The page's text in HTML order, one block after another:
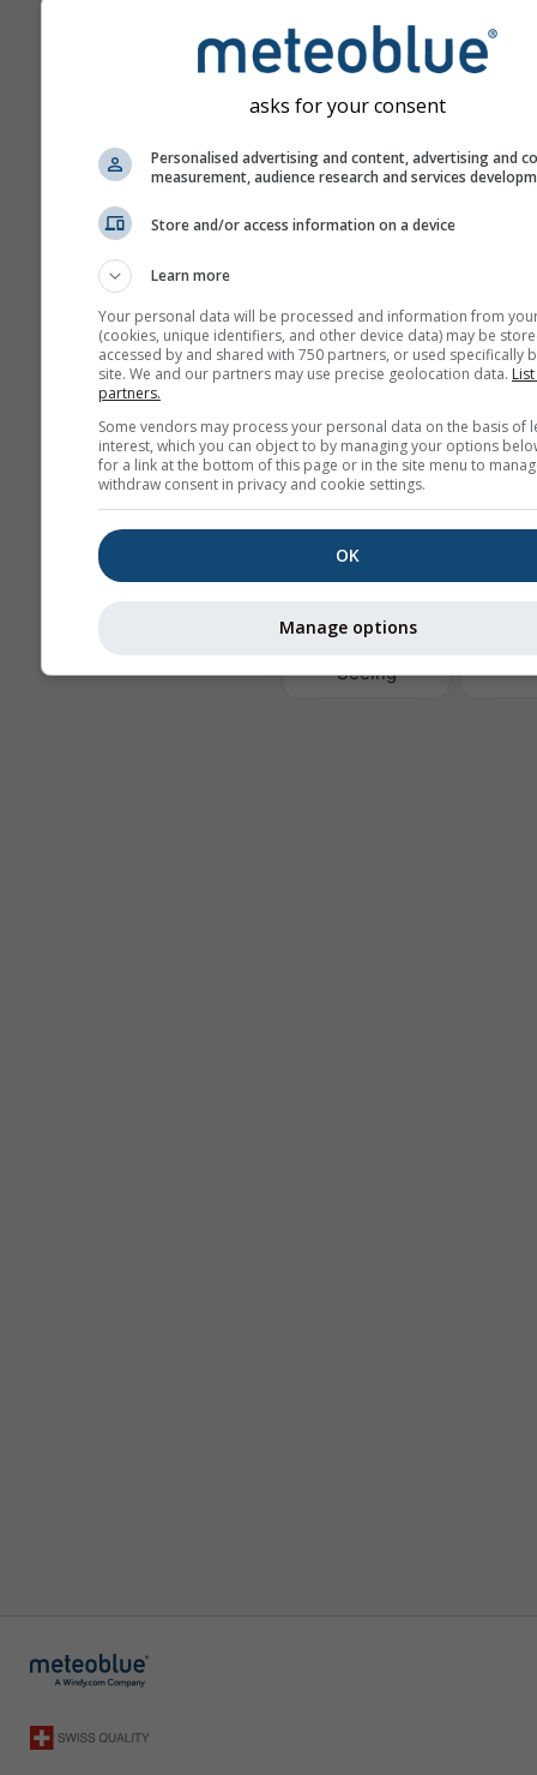
di previsione.
La previsione è generata
modelli "ensemble".
parametri
valutare la prevedibilità
previsioni in maniera più
Ulteriori dati meteo
Previsioni
stagionali
Seeing
asks for your consent
Personalised advertising and content, advertising and
measurement, audience research and services
Store and/or access information on a device
Learn more
Your personal data will be processed and information from
(cookies, unique identifiers, and other device data) may be
accessed by and shared with 750 partners, or used specifically
site. We and our partners may use precise geolocation data.
partners.
Some vendors may process your personal data on the basis of
interest, which you can object to by managing your options
for a link at the bottom of this page or in the site menu to
withdraw consent in privacy and cookie settings.
OK
Manage options